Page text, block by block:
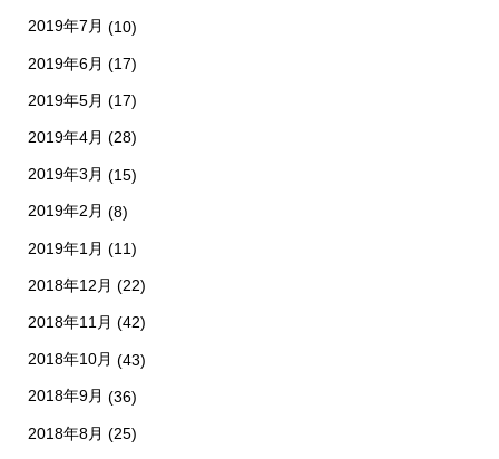
2019年7月 (10)
2019年6月 (17)
2019年5月 (17)
2019年4月 (28)
2019年3月 (15)
2019年2月 (8)
2019年1月 (11)
2018年12月 (22)
2018年11月 (42)
2018年10月 (43)
2018年9月 (36)
2018年8月 (25)